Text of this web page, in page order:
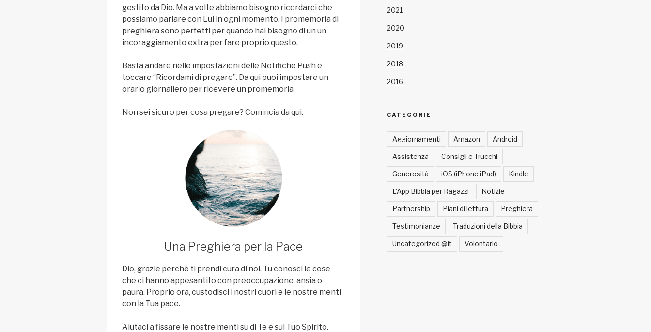
gestito da Dio. Ma a volte abbiamo bisogno ricordarci che
possiamo parlare con Lui in ogni momento. I promemoria di
preghiera sono perfetti per quando hai bisogno di un un
incoraggiamento extra per fare proprio questo.
Basta andare nelle impostazioni delle Notifiche Push e
toccare “Ricordami di pregare”. Da qui puoi impostare un
orario giornaliero per ricevere un promemoria.
Non sei sicuro per cosa pregare? Comincia da qui:
Una Preghiera per la Pace
Dio, grazie perché ti prendi cura di noi. Tu conosci le cose
che ci hanno appesantito con preoccupazione, ansia o
paura. Proprio ora, custodisci i nostri cuori e le nostre menti
con la Tua pace.
Aiutaci a fissare le nostre menti su di Te e sul Tuo Spirito.
2021
2020
2019
2018
2016
CATEGORIE
Aggiornamenti Amazon Android
Assistenza Consigli e Trucchi
Generosità iOS (iPhone iPad) Kindle
L'App Bibbia per Ragazzi Notizie
Partnership Piani di lettura Preghiera
Testimonianze Traduzioni della Bibbia
Uncategorized @it Volontario